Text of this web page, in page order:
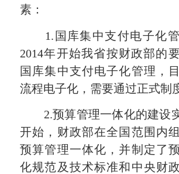
素：
1.国库集中支付电子化管
2014年开始我省按财政部的
国库集中支付电子化管理，
流程电子化，需要通过正式制
2.预算管理一体化的建设
开始，财政部在全国范围内
预算管理一体化，并制定了
化规范及技术标准和中央财